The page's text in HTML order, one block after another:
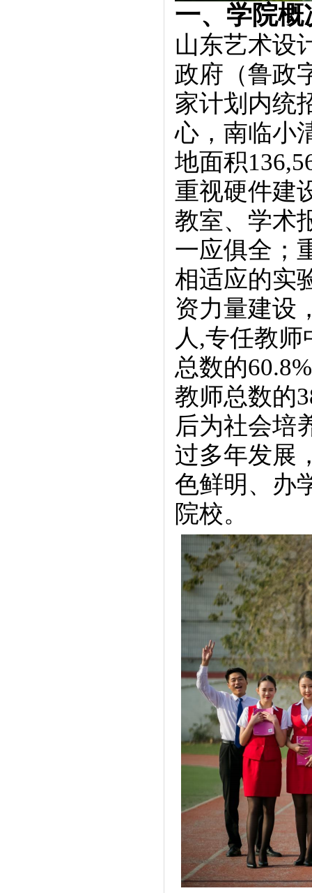
一、学院概
山东艺术设
政府（鲁政
家计划内统
心，南临小
地面积
重视硬件建
教室、学术
一应俱全；
相适应的实
资力量建设
人,专任教
总数的
教师总数的
后为社会培
过多年发展
色鲜明、办
院校。